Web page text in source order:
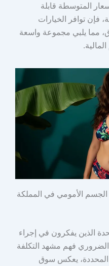
المتوسطة قابلة
فإن توافر الخيارات
مما يلبي مجموعة واسعة
الأمومي في المملكة
الذين يفكرون في إجراء
الضروري فهم مشهد التكلفة
المحددة، يعكس سوق